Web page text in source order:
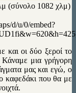
(σύνολο 1082 χλμ)
d/u/0/embed?
και οι δύο ξεροί το
μια γρήγορη
μας και εγώ, ο
καφεδάκι που θα με